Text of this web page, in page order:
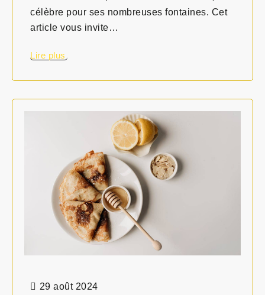
célèbre pour ses nombreuses fontaines. Cet
article vous invite…
Lire plus
29 août 2024